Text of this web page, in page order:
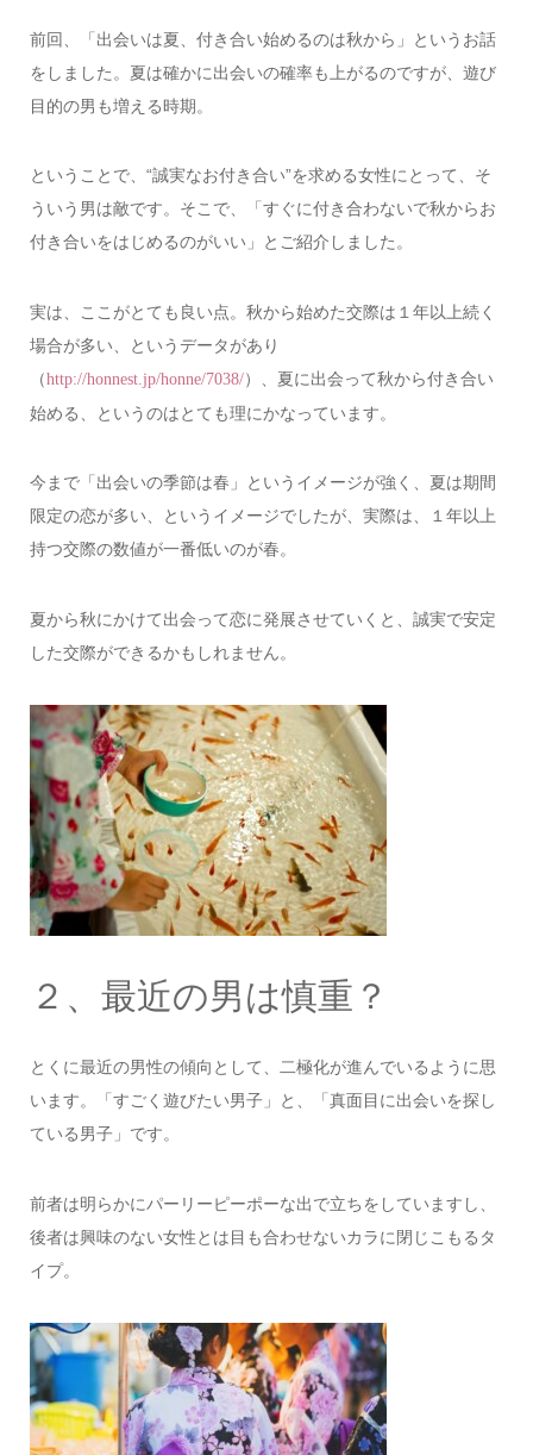
前回、「出会いは夏、付き合い始めるのは秋から」というお話
をしました。夏は確かに出会いの確率も上がるのですが、遊び
目的の男も増える時期。
ということで、“誠実なお付き合い”を求める女性にとって、そ
ういう男は敵です。そこで、「すぐに付き合わないで秋からお
付き合いをはじめるのがいい」とご紹介しました。
実は、ここがとても良い点。秋から始めた交際は１年以上続く
場合が多い、というデータがあり
（http://honnest.jp/honne/7038/）、夏に出会って秋から付き合い
始める、というのはとても理にかなっています。
今まで「出会いの季節は春」というイメージが強く、夏は期間
限定の恋が多い、というイメージでしたが、実際は、１年以上
持つ交際の数値が一番低いのが春。
夏から秋にかけて出会って恋に発展させていくと、誠実で安定
した交際ができるかもしれません。
２、最近の男は慎重？
とくに最近の男性の傾向として、二極化が進んでいるように思
います。「すごく遊びたい男子」と、「真面目に出会いを探し
ている男子」です。
前者は明らかにパーリーピーポーな出で立ちをしていますし、
後者は興味のない女性とは目も合わせないカラに閉じこもるタ
イプ。